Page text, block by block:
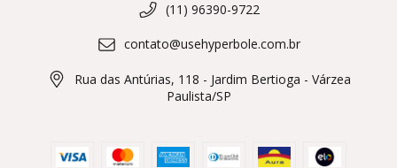
(11) 96390-9722
contato@usehyperbole.com.br
Rua das Antúrias, 118 - Jardim Bertioga - Várzea
Paulista/SP